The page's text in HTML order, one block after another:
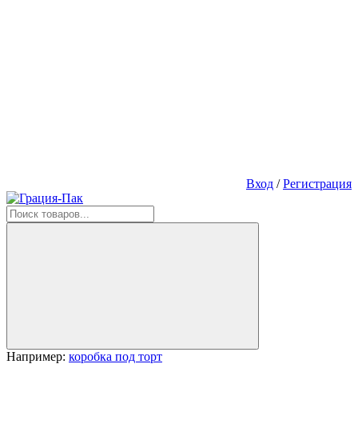
Вход /Регистрация
Например: коробка под торт